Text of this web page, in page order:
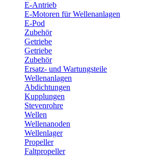
E-Antrieb
E-Motoren für Wellenanlagen
E-Pod
Zubehör
Getriebe
Getriebe
Zubehör
Ersatz- und Wartungsteile
Wellenanlagen
Abdichtungen
Kupplungen
Stevenrohre
Wellen
Wellenanoden
Wellenlager
Propeller
Faltpropeller